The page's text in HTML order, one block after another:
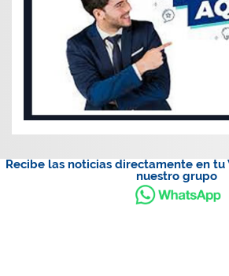
Recibe las noticias directamente en
nuestro grupo